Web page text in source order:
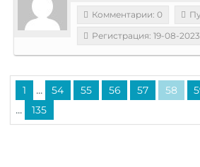
Комментарии: 0
Регистрация: 19-08-2023
1 ... 54 55 56 57 58
... 135